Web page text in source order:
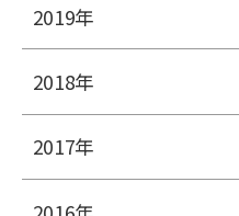
2019年
2018年
2017年